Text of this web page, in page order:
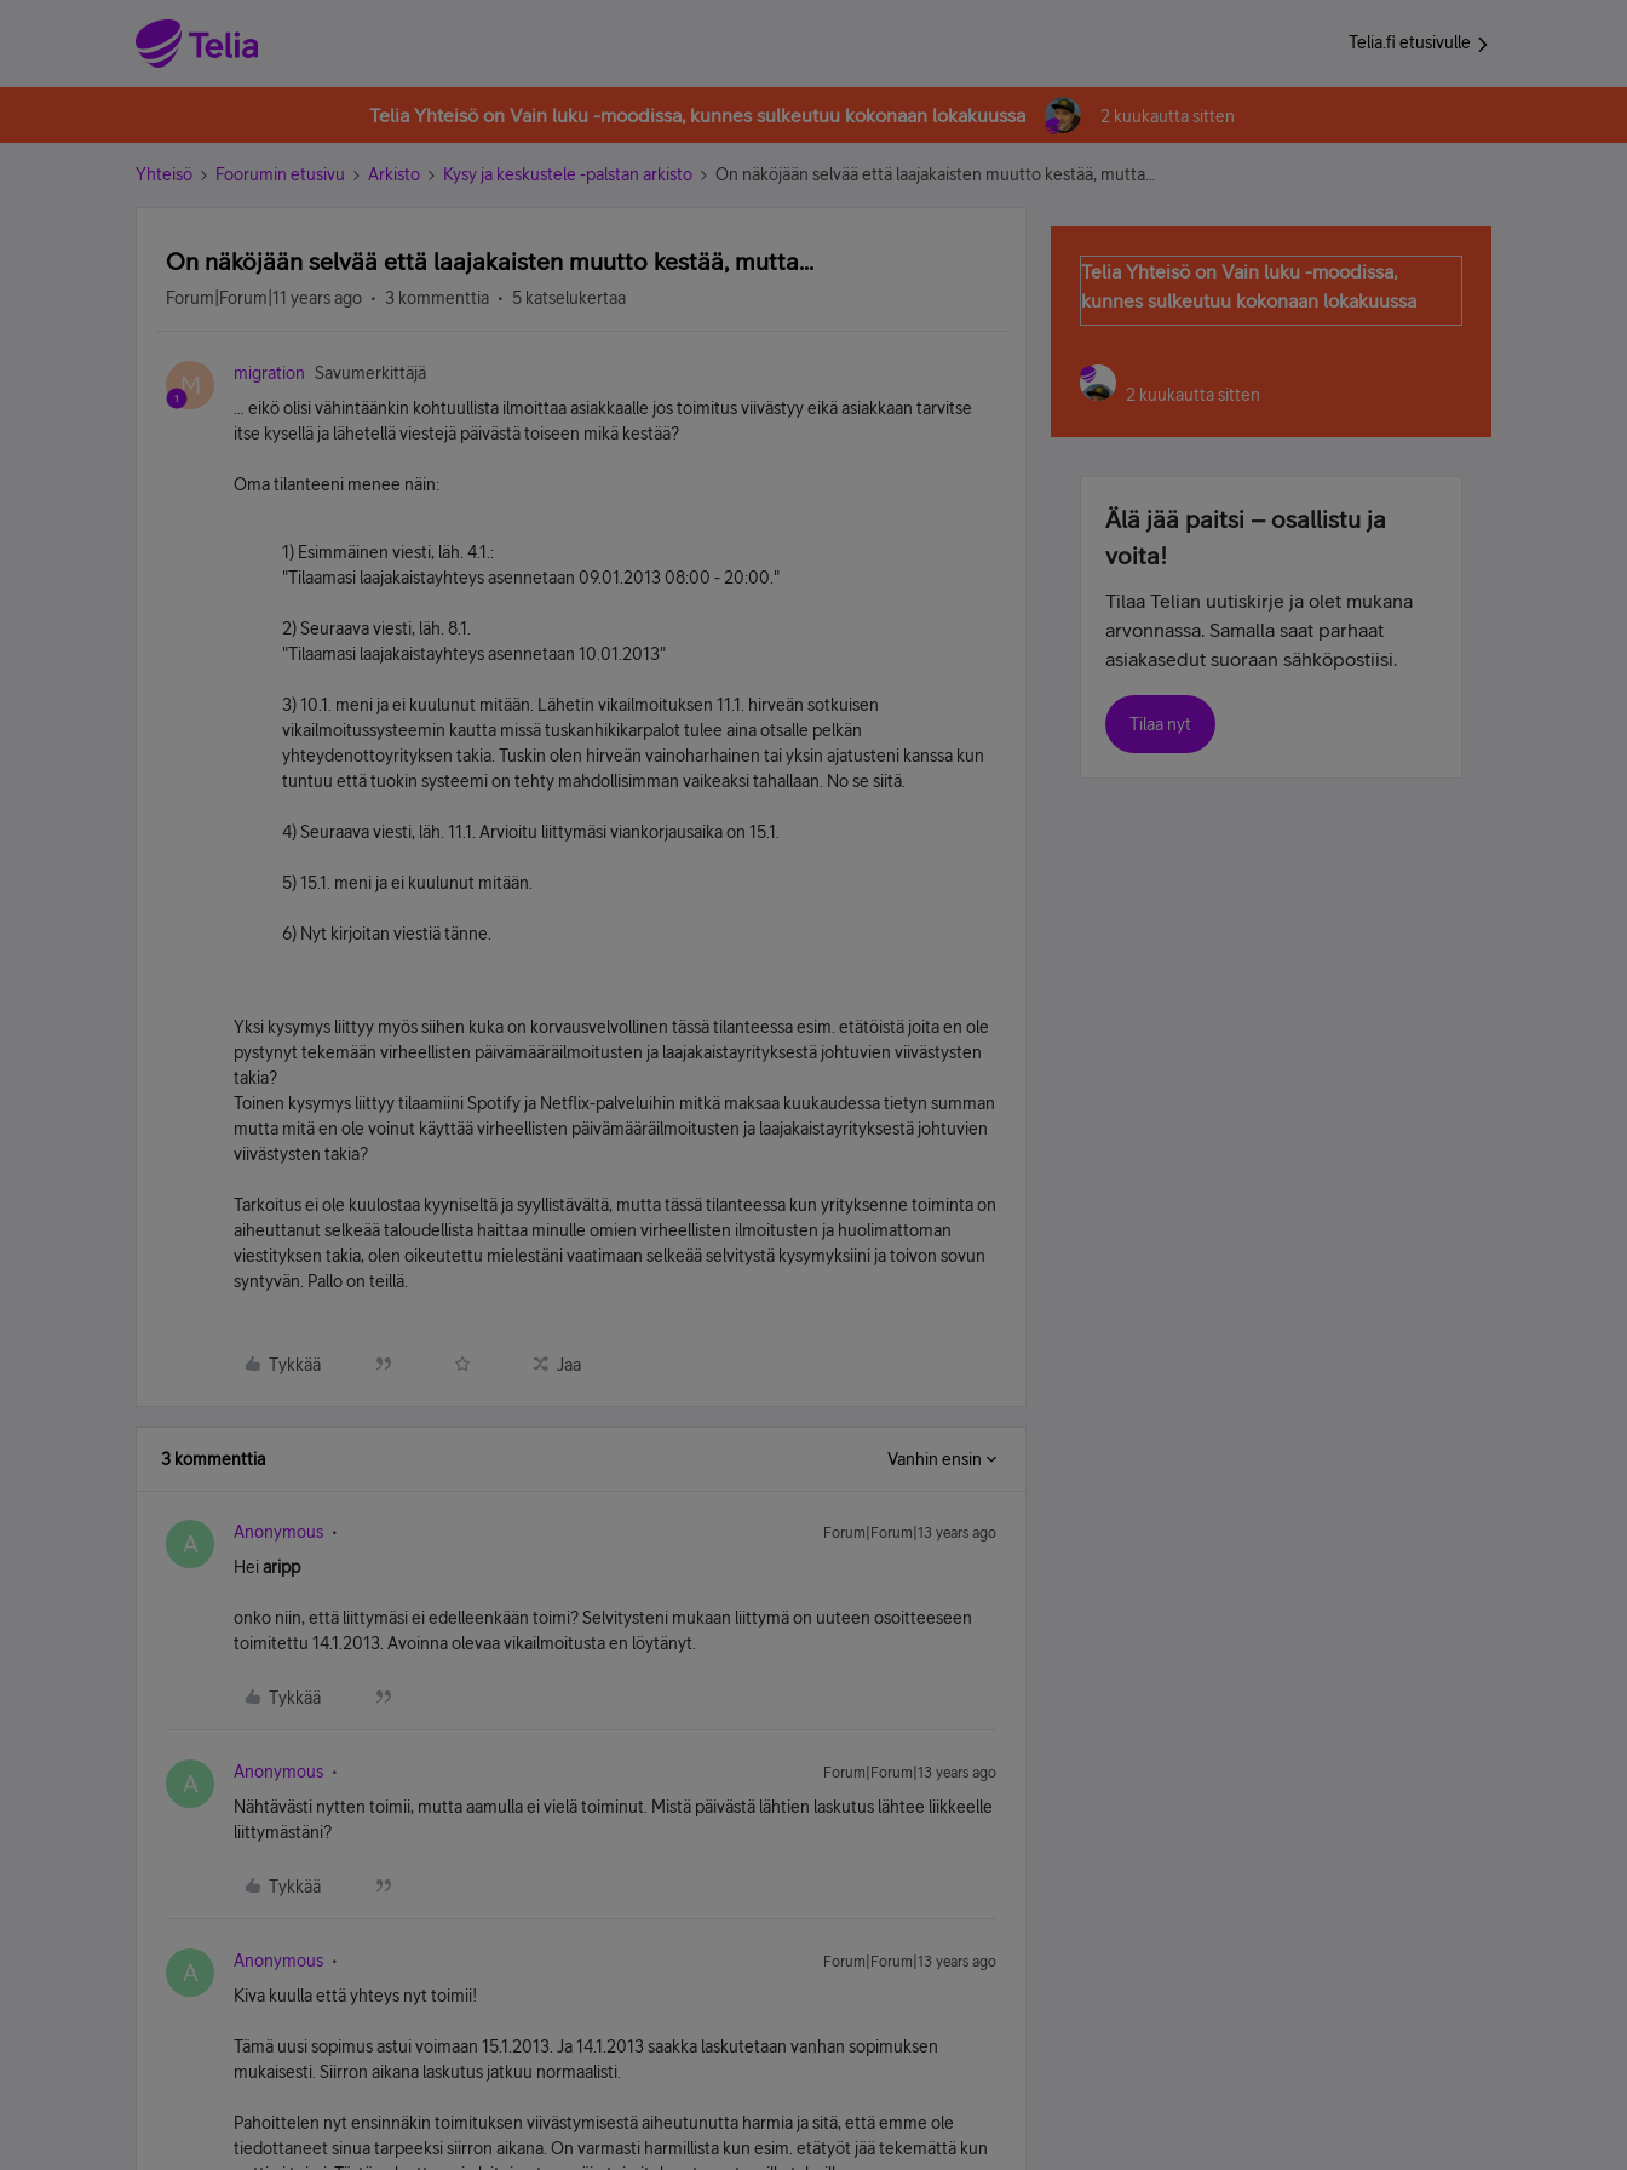
Telia.fi etusivulle
Telia Yhteisö on Vain luku -moodissa, kunnes sulkeutuu kokonaan lokakuussa 2 kuukautta sitten
Yhteisö Foorumin etusivu Arkisto Kysy ja keskustele -palstan arkisto On näköjään selvää että laajakaisten muutto kestää, mutta…
On näköjään selvää että laajakaisten muutto kestää, mutta…
Forum|Forum|11 years ago 3 kommenttia 5 katselukertaa
M migration
Savumerkittäjä
… eikö olisi vähintäänkin kohtuullista ilmoittaa asiakkaalle jos toimitus viivästyy eikä asiakkaan tarvitse
itse kysellä ja lähetellä viestejä päivästä toiseen mikä kestää?
Oma tilanteeni menee näin:
1) Esimmäinen viesti, läh. 4.1.:
"Tilaamasi laajakaistayhteys asennetaan 09.01.2013 08:00 - 20:00."
2) Seuraava viesti, läh. 8.1.
"Tilaamasi laajakaistayhteys asennetaan 10.01.2013"
3) 10.1. meni ja ei kuulunut mitään. Lähetin vikailmoituksen 11.1. hirveän sotkuisen
vikailmoitussysteemin kautta missä tuskanhikikarpalot tulee aina otsalle pelkän
yhteydenottoyrityksen takia. Tuskin olen hirveän vainoharhainen tai yksin ajatusteni kanssa kun
tuntuu että tuokin systeemi on tehty mahdollisimman vaikeaksi tahallaan. No se siitä.
4) Seuraava viesti, läh. 11.1. Arvioitu liittymäsi viankorjausaika on 15.1.
5) 15.1. meni ja ei kuulunut mitään.
6) Nyt kirjoitan viestiä tänne.
Yksi kysymys liittyy myös siihen kuka on korvausvelvollinen tässä tilanteessa esim. etätöistä joita en ole
pystynyt tekemään virheellisten päivämääräilmoitusten ja laajakaistayrityksestä johtuvien viivästysten
takia?
Toinen kysymys liittyy tilaamiini Spotify ja Netflix-palveluihin mitkä maksaa kuukaudessa tietyn summan
mutta mitä en ole voinut käyttää virheellisten päivämääräilmoitusten ja laajakaistayrityksestä johtuvien
viivästysten takia?
Tarkoitus ei ole kuulostaa kyyniseltä ja syyllistävältä, mutta tässä tilanteessa kun yrityksenne toiminta on
aiheuttanut selkeää taloudellista haittaa minulle omien virheellisten ilmoitusten ja huolimattoman
viestityksen takia, olen oikeutettu mielestäni vaatimaan selkeää selvitystä kysymyksiini ja toivon sovun
syntyvän. Pallo on teillä.
Tykkää Jaa
3 kommenttia Vanhin ensin
A Anonymous Forum|Forum|13 years ago
Heiaripp
onko niin, että liittymäsi ei edelleenkään toimi? Selvitysteni mukaan liittymä on uuteen osoitteeseen
toimitettu 14.1.2013. Avoinna olevaa vikailmoitusta en löytänyt.
Tykkää
A Anonymous Forum|Forum|13 years ago
Nähtävästi nytten toimii, mutta aamulla ei vielä toiminut. Mistä päivästä lähtien laskutus lähtee liikkeelle
liittymästäni?
Tykkää
A Anonymous Forum|Forum|13 years ago
Kiva kuulla että yhteys nyt toimii!
Tämä uusi sopimus astui voimaan 15.1.2013. Ja 14.1.2013 saakka laskutetaan vanhan sopimuksen
mukaisesti. Siirron aikana laskutus jatkuu normaalisti.
Pahoittelen nyt ensinnäkin toimituksen viivästymisestä aiheutunutta harmia ja sitä, että emme ole
tiedottaneet sinua tarpeeksi siirron aikana. On varmasti harmillista kun esim. etätyöt jää tekemättä kun
Telia Yhteisö on Vain luku -moodissa,
kunnes sulkeutuu kokonaan lokakuussa
2 kuukautta sitten
Älä jää paitsi – osallistu ja
voita!
Tilaa Telian uutiskirje ja olet mukana
arvonnassa. Samalla saat parhaat
asiakasedut suoraan sähköpostiisi.
Tilaa nyt